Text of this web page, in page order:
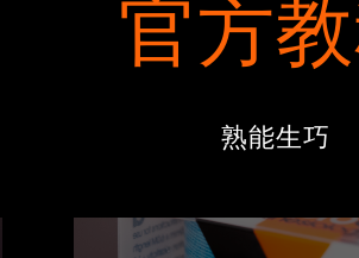
官方
熟能生巧